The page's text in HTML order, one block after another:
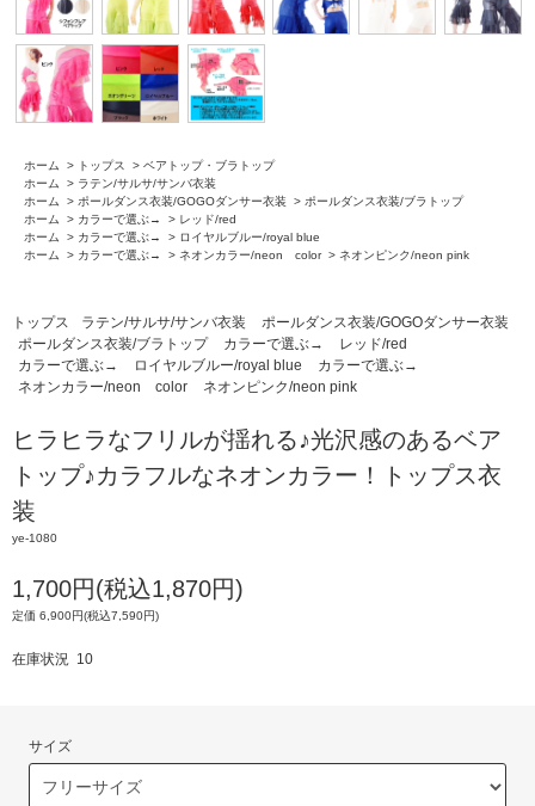
ホーム > トップス > ベアトップ・ブラトップ
ホーム
> ラテン/サルサ/サンバ衣装
ホーム
> ポールダンス衣装/GOGOダンサー衣装 > ポールダンス衣装/ブラトップ
ホーム
> カラーで選ぶ→ > レッド/red
ホーム
> カラーで選ぶ→ > ロイヤルブルー/royal blue
ホーム
> カラーで選ぶ→ > ネオンカラー/neon color > ネオンピンク/neon pink
トップス ラテン/サルサ/サンバ衣装
ポールダンス衣装/GOGOダンサー衣装
ポールダンス衣装/ブラトップ
カラーで選ぶ→
レッド/red
カラーで選ぶ→
ロイヤルブルー/royal blue
カラーで選ぶ→
ネオンカラー/neon color
ネオンピンク/neon pink
ヒラヒラなフリルが揺れる♪光沢感のあるベア
トップ♪カラフルなネオンカラー！トップス衣
装
ye-1080
1,700円(税込1,870円)
定価 6,900円(税込7,590円)
在庫状況 10
サイズ